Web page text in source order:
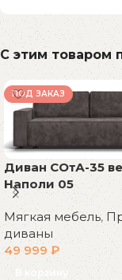
С этим товаром
ПОД ЗАКАЗ
Диван СОтА-35
Наполи 05
Мягкая мебель,
диваны
49 999 ₽
В корзину